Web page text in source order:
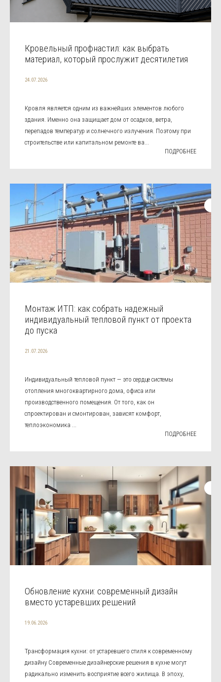
Кровельный профнастил: как выбрать
материал, который прослужит десятилетия
24.07.2026
Кровля является одним из важнейших элементов любого
здания. Именно она защищает дом от осадков, ветра,
перепадов температур и солнечного излучения. Поэтому при
строительстве или капитальном ремонте ва...
ПОДРОБНЕЕ
Монтаж ИТП: как собрать надежный
индивидуальный тепловой пункт от проекта
до пуска
21.07.2026
Индивидуальный тепловой пункт — это сердце системы
отопления многоквартирного дома, офиса или
производственного помещения. От того, как он
спроектирован и смонтирован, зависят комфорт,
теплоэкономика ...
ПОДРОБНЕЕ
Обновление кухни: современный дизайн
вместо устаревших решений
19.06.2026
Трансформация кухни: от устаревшего стиля к современному
дизайну Современные дизайнерские решения в кухне могут
радикально изменить восприятие всего жилища. В эпоху,